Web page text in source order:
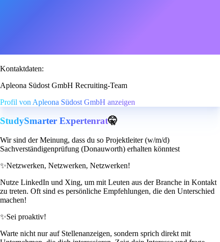
Kontaktdaten:
Apleona Südost GmbH Recruiting-Team
Profil von Apleona Südost GmbH anzeigen
StudySmarter Expertenrat🤫
Wir sind der Meinung, dass du so Projektleiter (w/m/d)
Sachverständigenprüfung (Donauworth) erhalten könntest
✨Netzwerken, Netzwerken, Netzwerken!
Nutze LinkedIn und Xing, um mit Leuten aus der Branche in Kontakt
zu treten. Oft sind es persönliche Empfehlungen, die den Unterschied
machen!
✨Sei proaktiv!
Warte nicht nur auf Stellenanzeigen, sondern sprich direkt mit